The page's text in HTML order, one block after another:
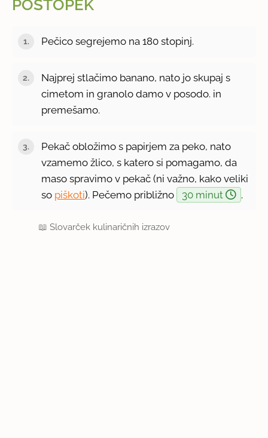
POSTOPEK
Pečico segrejemo na 180 stopinj.
Najprej stlačimo banano, nato jo skupaj s
cimetom in granolo damo v posodo. in
premešamo.
Pekač obložimo s papirjem za peko, nato
vzamemo žlico, s katero si pomagamo, da
maso spravimo v pekač (ni važno, kako veliki
so piškoti). Pečemo približno 30 minut .
📖Slovarček kulinaričnih izrazov